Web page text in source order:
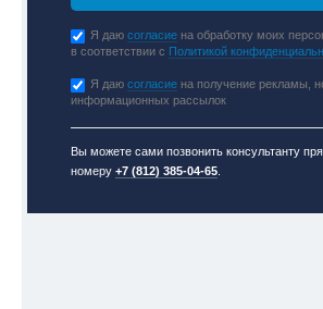
Я даюсогласие на обработку моих
в соответствии с Политикой
Я даюсогласие на получение рекламы,
информационных рассылок
Вы можете сами позвонить консультанту
номеру+7 (812) 385-04-65